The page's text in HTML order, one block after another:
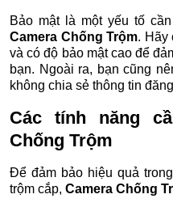
Bảo mật là một yếu tố
Camera Chống Trộm. Hãy
và có độ bảo mật cao để
bạn. Ngoài ra, bạn cũng
không chia sẻ thông tin
Các tính năng
Chống Trộm
Để đảm bảo hiệu quả
trộm cắp,Camera Chống